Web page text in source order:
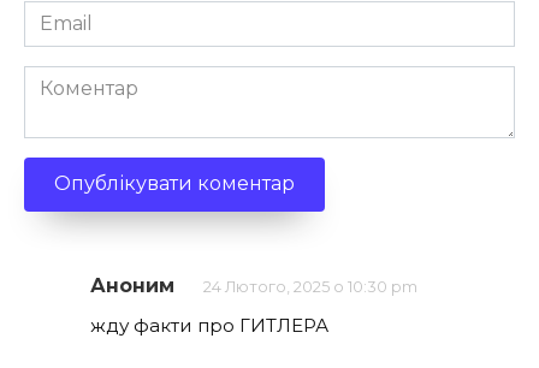
Email
*
Коментар
Аноним 24 Лютого, 2025 о 10:30 pm
жду факти про ГИТЛЕРА